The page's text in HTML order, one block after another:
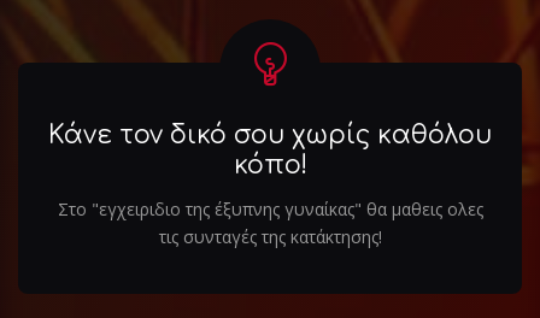
Κάνε τον δικό σου χωρίς καθόλου
κόπο!
Στο "εγχειριδιο της έξυπνης γυναίκας" θα μαθεις ολες
τις συνταγές της κατάκτησης!